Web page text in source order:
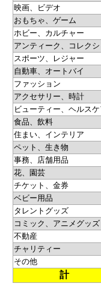
映画、ビデオ
おもちゃ、ゲーム
ホビー、カルチャー
アンティーク、コレク
スポーツ、レジャー
自動車、オートバイ
ファッション
アクセサリー、時計
ビューティー、ヘルス
食品、飲料
住まい、インテリア
ペット、生き物
事務、店舗用品
花、園芸
チケット、金券
ベビー用品
タレントグッズ
コミック、アニメグッズ
不動産
チャリティー
その他
計